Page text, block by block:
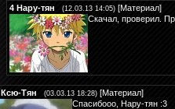
4 Нару-тян (12.03.13 14:05) [Материал]
Cкачал, проверил.
Ксю-Тян (03.03.13 18:28) [Материал]
Спасибооо, Нару-тян :3